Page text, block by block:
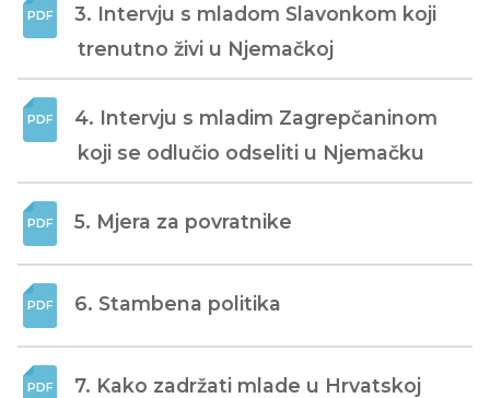
3. Intervju s mladom Slavonkom koji
trenutno živi u Njemačkoj
4. Intervju s mladim Zagrepčaninom
koji se odlučio odseliti u Njemačku
5. Mjera za povratnike
6. Stambena politika
7. Kako zadržati mlade u Hrvatskoj